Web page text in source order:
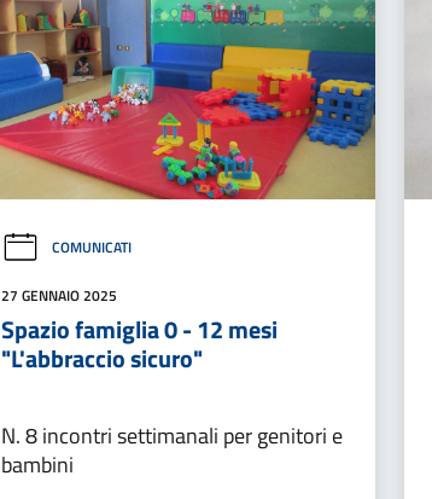
COMUNICATI
27 GENNAIO 2025
Spazio famiglia 0 - 12 mesi
"L'abbraccio sicuro"
N. 8 incontri settimanali per genitori e
bambini